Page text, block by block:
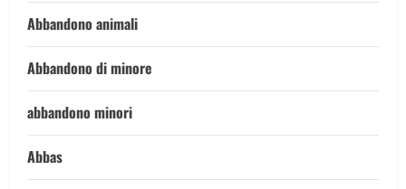
Abbandono animali
Abbandono di minore
abbandono minori
Abbas